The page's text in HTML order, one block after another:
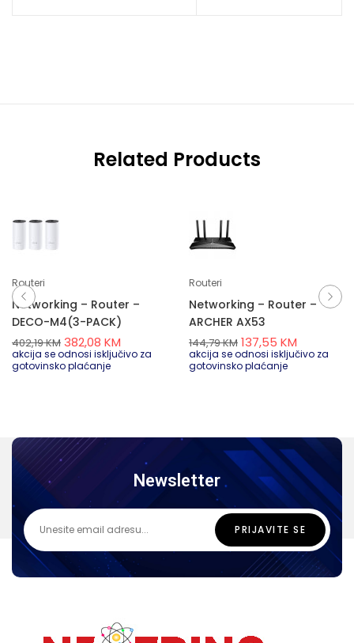
Related Products
Routeri
Networking – Router –
DECO-M4(3-PACK)
402,19KM 382,08 KM
akcija se odnosi isključivo za
gotovinsko plaćanje
Routeri
Networking – Router –
ARCHER AX53
144,79KM 137,55 KM
akcija se odnosi isključivo za
gotovinsko plaćanje
Newsletter